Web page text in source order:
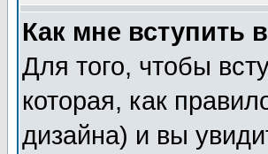
Как мне вступить
Для того, чтобы
которая, как
дизайна) и вы